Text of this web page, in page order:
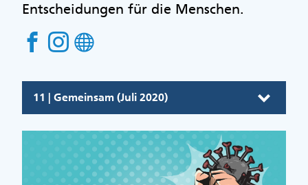
11 | Gemeinsam (Juli 2020)
Entscheidungen für die Menschen.